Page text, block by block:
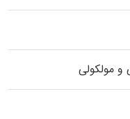
مولکولی